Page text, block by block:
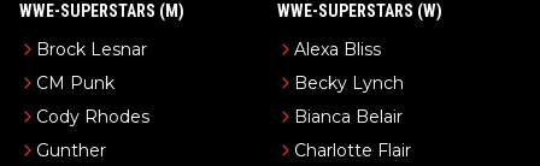
WWE-SUPERSTARS (M)
Brock Lesnar
CM Punk
Cody Rhodes
Gunther
WWE-SUPERSTARS (W)
Alexa Bliss
Becky Lynch
Bianca Belair
Charlotte Flair